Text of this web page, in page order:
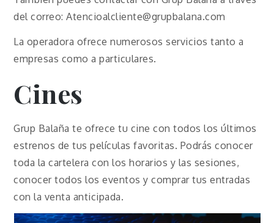
del correo: Atencioalcliente@grupbalana.com
La operadora ofrece numerosos servicios tanto a
empresas como a particulares.
Cines
Grup Balaña te ofrece tu cine con todos los últimos
estrenos de tus películas favoritas. Podrás conocer
toda la cartelera con los horarios y las sesiones,
conocer todos los eventos y comprar tus entradas
con la venta anticipada.